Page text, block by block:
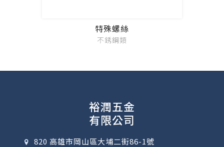
特殊螺絲
不銹鋼類
裕潤五金
有限公司
820 高雄市岡山區大埔二街86-1號